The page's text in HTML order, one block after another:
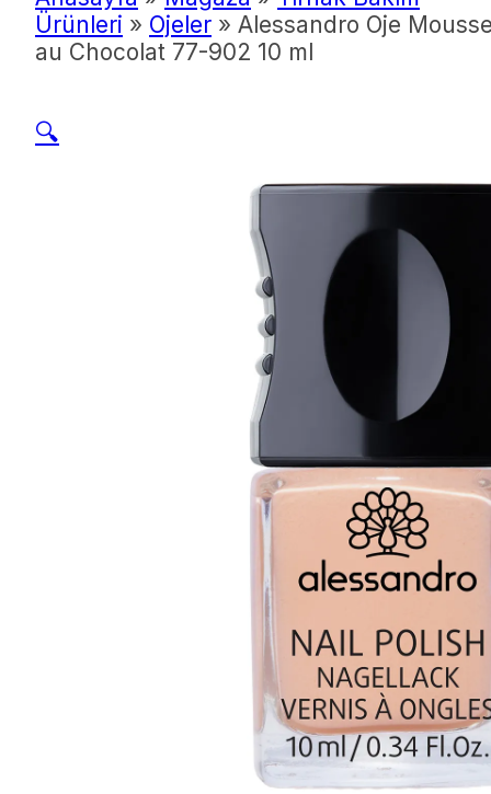
Ürünleri » Ojeler » Alessandro Oje
au Chocolat 77-902 10 ml
🔍